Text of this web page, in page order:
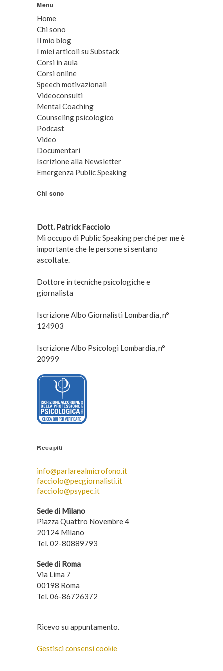
Menu
Home
Chi sono
Il mio blog
I miei articoli su Substack
Corsi in aula
Corsi online
Speech motivazionali
Videoconsulti
Mental Coaching
Counseling psicologico
Podcast
Video
Documentari
Iscrizione alla Newsletter
Emergenza Public Speaking
Chi sono
Dott. Patrick Facciolo
Mi occupo di Public Speaking perché per me è
importante che le persone si sentano
ascoltate.
Dottore in tecniche psicologiche e
giornalista
Iscrizione Albo Giornalisti Lombardia, n°
124903
Iscrizione Albo Psicologi Lombardia, n°
20999
Recapiti
info@parlarealmicrofono.it
facciolo@pecgiornalisti.it
facciolo@psypec.it
Sede di Milano
Piazza Quattro Novembre 4
20124 Milano
Tel. 02-80889793
Sede di Roma
Via Lima 7
00198 Roma
Tel. 06-86726372
Ricevo su appuntamento.
Gestisci consensi cookie